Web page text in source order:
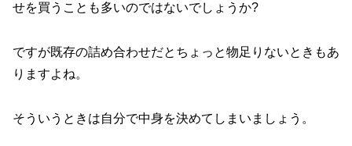
せを買うことも多いのではないでしょうか?
ですが既存の詰め合わせだとちょっと物足りないときもあ
りますよね。
そういうときは自分で中身を決めてしまいましょう。